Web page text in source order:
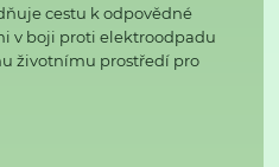
cestu k odpovědné
v boji proti elektroodpadu
životnímu prostředí pro